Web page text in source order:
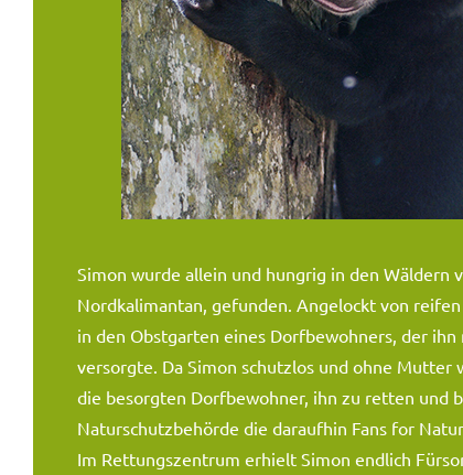
Simon wurde allein und hungrig in den Wäldern
Nordkalimantan, gefunden. Angelockt von
in den Obstgarten eines Dorfbewohners, der ihn
versorgte. Da Simon schutzlos und ohne Mutter
die besorgten Dorfbewohner, ihn zu retten und
Naturschutzbehörde die daraufhin Fans for
Im Rettungszentrum erhielt Simon endlich